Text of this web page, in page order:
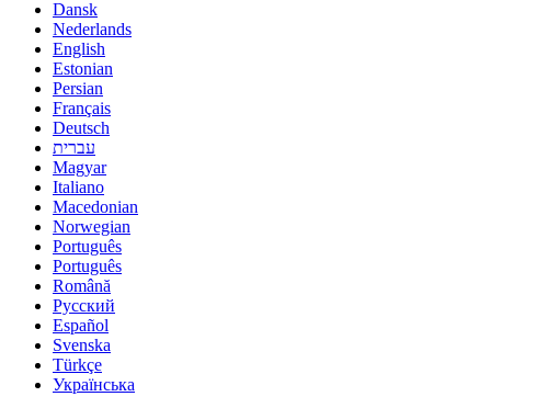
Dansk
Nederlands
English
Estonian
Persian
Français
Deutsch
עברית
Magyar
Italiano
Macedonian
Norwegian
Português
Português
Română
Русский
Español
Svenska
Türkçe
Українська